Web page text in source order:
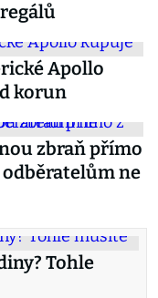
Apollo
korun
zbraň přímo
ne
Tohle